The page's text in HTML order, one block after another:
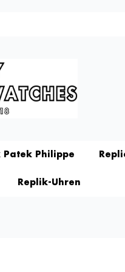
Patek Philippe
Replik-Uhren